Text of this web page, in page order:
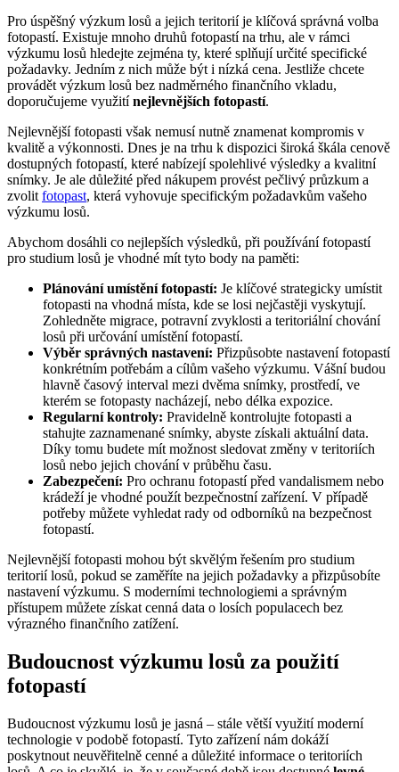
Pro úspěšný výzkum losů a jejich teritorií je klíčová správná volba
fotopastí. Existuje mnoho druhů fotopastí na trhu, ale v rámci
výzkumu losů hledejte zejména ty, které splňují určité specifické
požadavky. Jedním z nich může být i nízká cena. Jestliže chcete
provádět výzkum losů bez nadměrného finančního vkladu,
doporučujeme využitínejlevnějších fotopastí.
Nejlevnější fotopasti však nemusí nutně znamenat kompromis v
kvalitě a výkonnosti. Dnes je na trhu k dispozici široká škála cenově
dostupných fotopastí, které nabízejí spolehlivé výsledky a kvalitní
snímky. Je ale důležité před nákupem provést pečlivý průzkum a
zvolit fotopast, která vyhovuje specifickým požadavkům vašeho
výzkumu losů.
Abychom dosáhli co nejlepších výsledků, při používání fotopastí
pro studium losů je vhodné mít tyto body na paměti:
Plánování umístění fotopastí: Je klíčové strategicky umístit
fotopasti na vhodná místa, kde se losi nejčastěji vyskytují.
Zohledněte migrace, potravní zvyklosti a teritoriální chování
losů při určování umístění fotopastí.
Výběr správných nastavení: Přizpůsobte nastavení fotopastí
konkrétním potřebám a cílům vašeho výzkumu. Vášní budou
hlavně časový interval mezi dvěma snímky, prostředí, ve
kterém se fotopasty nacházejí, nebo délka expozice.
Regularní kontroly: Pravidelně kontrolujte fotopasti a
stahujte zaznamenané snímky, abyste získali aktuální data.
Díky tomu budete mít možnost sledovat změny v teritoriích
losů nebo jejich chování v průběhu času.
Zabezpečení: Pro ochranu fotopastí před vandalismem nebo
krádeží je vhodné použít bezpečnostní zařízení. V případě
potřeby můžete vyhledat rady od odborníků na bezpečnost
fotopastí.
Nejlevnější fotopasti mohou být skvělým řešením pro studium
teritorií losů, pokud se zaměříte na jejich požadavky a přizpůsobíte
nastavení výzkumu. S moderními technologiemi a správným
přístupem můžete získat cenná data o losích populacech bez
výrazného finančního zatížení.
Budoucnost výzkumu losů za použití
fotopastí
Budoucnost výzkumu losů je jasná – stále větší využití moderní
technologie v podobě fotopastí. Tyto zařízení nám dokáží
poskytnout neuvěřitelně cenné a důležité informace o teritoriích